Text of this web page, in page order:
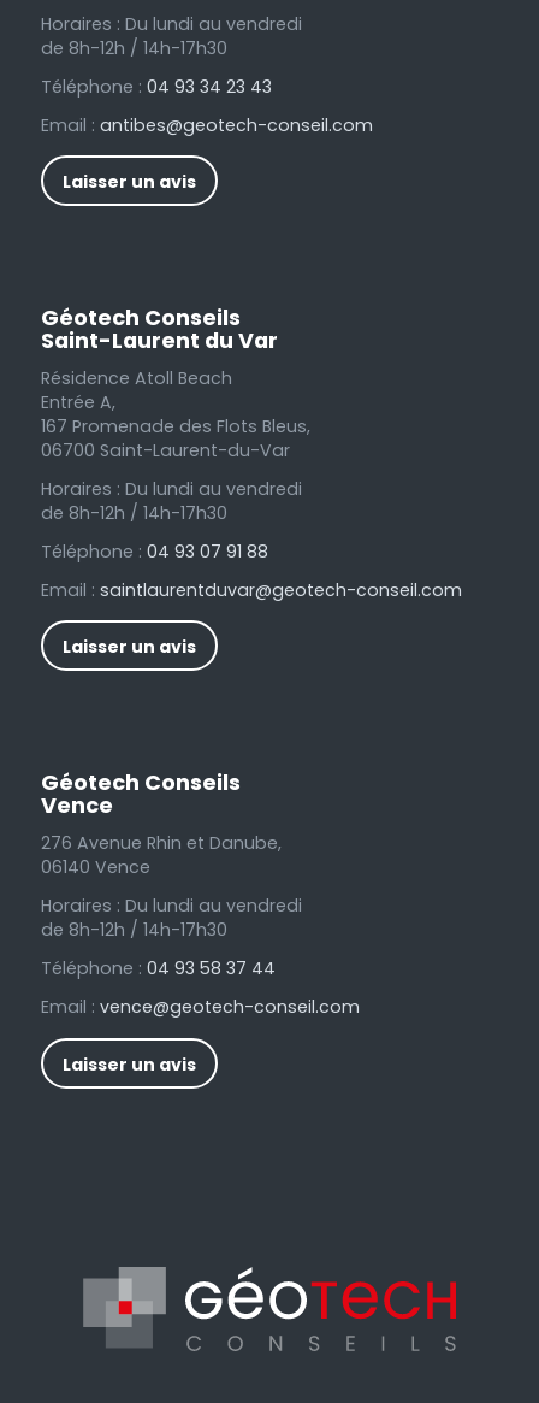
Horaires : Du lundi au vendredi
de 8h-12h / 14h-17h30
Téléphone : 04 93 34 23 43
Email : antibes@geotech-conseil.com
Laisser un avis
Géotech Conseils
Saint-Laurent du Var
Résidence Atoll Beach
Entrée A,
167 Promenade des Flots Bleus,
06700 Saint-Laurent-du-Var
Horaires : Du lundi au vendredi
de 8h-12h / 14h-17h30
Téléphone : 04 93 07 91 88
Email : saintlaurentduvar@geotech-conseil.com
Laisser un avis
Géotech Conseils
Vence
276 Avenue Rhin et Danube,
06140 Vence
Horaires : Du lundi au vendredi
de 8h-12h / 14h-17h30
Téléphone : 04 93 58 37 44
Email : vence@geotech-conseil.com
Laisser un avis